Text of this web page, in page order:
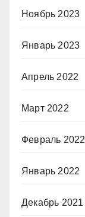
Ноябрь 2023
Январь 2023
Апрель 2022
Март 2022
Февраль 2022
Январь 2022
Декабрь 2021